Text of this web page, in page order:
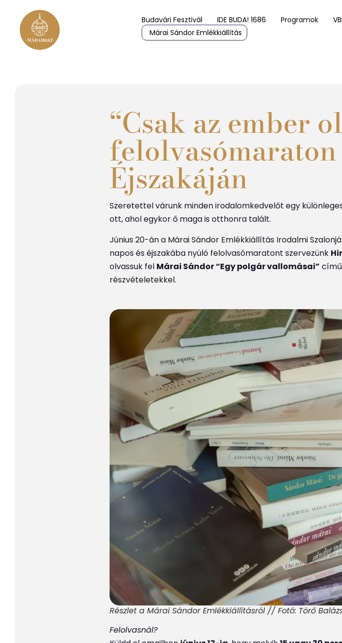
Budavári Fesztivál IDE BUDA! 1686 Programok
Márai Sándor Emlékkiállítás
“Csak az ember
Éjszakáján
Szeretettel várunk minden irodalomkedvelőt egy
ott, ahol egykor ő maga is otthonra talált.
Június 20-án a Márai Sándor Emlékkiállítás Irodalmi
napos és éjszakába nyúló felolvasómaratont szervezünk
olvassuk fel Márai Sándor “Egy polgár vallomásai”
részvételetekkel.
Részlet a Márai Sándor Emlékkiállításról // Fotó: Törő
Felolvasnál?